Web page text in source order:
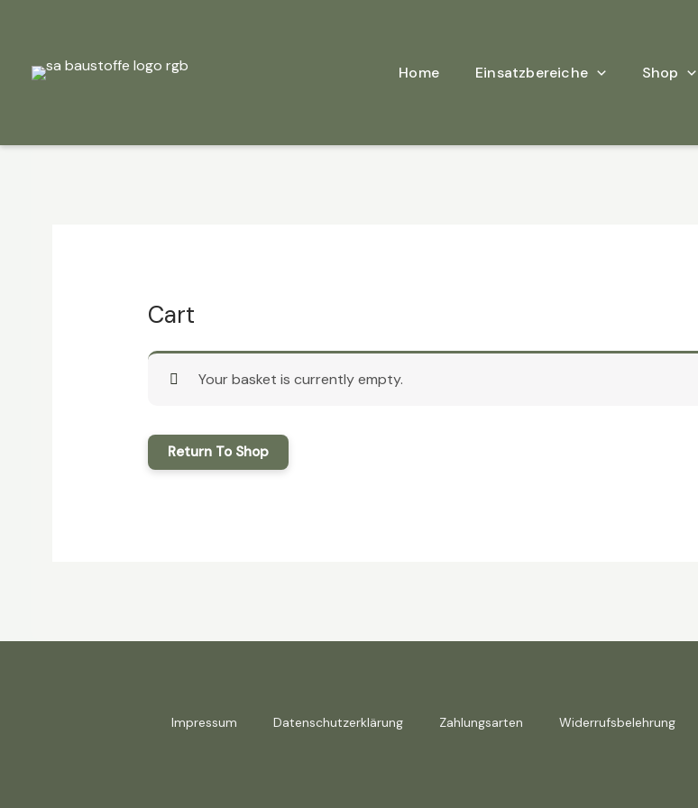
Home Einsatzbereiche Shop
Cart
Your basket is currently empty.
Return To Shop
Impressum Datenschutzerklärung Zahlungsarten Widerrufsbelehrung